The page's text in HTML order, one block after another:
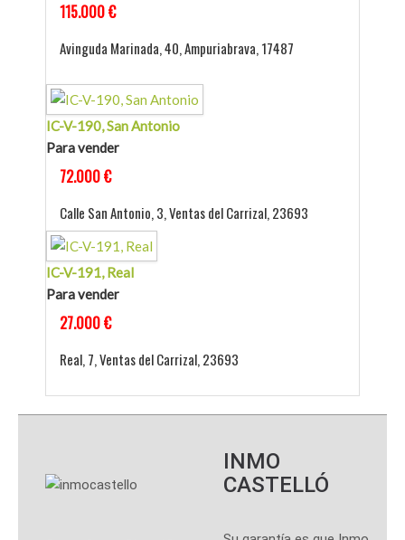
115.000 €
Avinguda Marinada, 40, Ampuriabrava, 17487
IC-V-190, San Antonio
Para vender
72.000 €
Calle San Antonio, 3, Ventas del Carrizal, 23693
IC-V-191, Real
Para vender
27.000 €
Real, 7, Ventas del Carrizal, 23693
INMO
CASTELLÓ